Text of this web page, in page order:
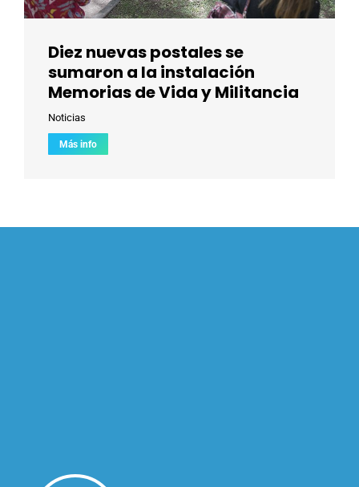
Diez nuevas postales se
sumaron a la instalación
Memorias de Vida y Militancia
Noticias
Más info